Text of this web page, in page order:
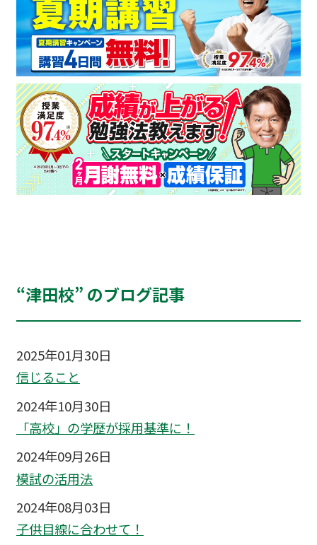
“津田校” のブログ記事
2025年01月30日
信じること
2024年10月30日
「高校」の学歴が採用基準に！
2024年09月26日
模試の活用法
2024年08月03日
子供目線に合わせて！